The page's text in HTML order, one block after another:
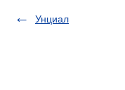
Унциал